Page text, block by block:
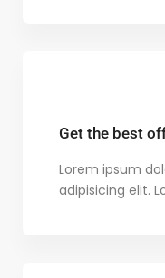
Get the best
Lorem ipsum
adipisicing elit.